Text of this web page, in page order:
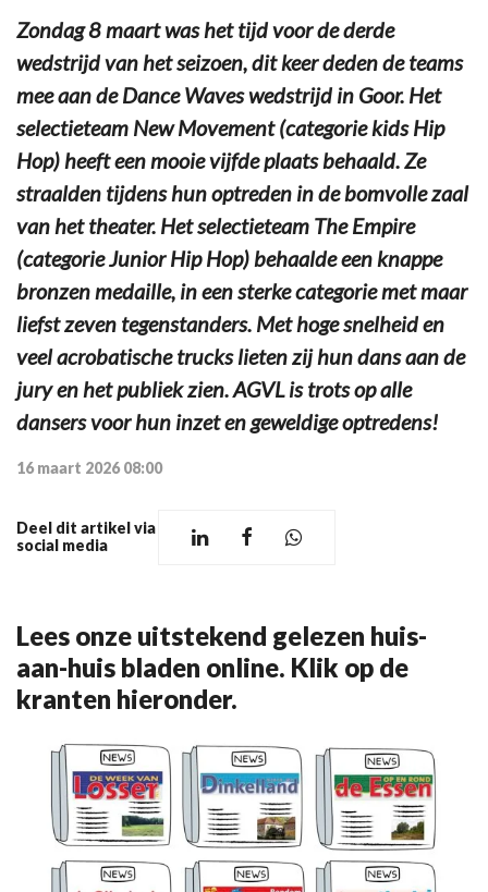
Zondag 8 maart was het tijd voor de derde
wedstrijd van het seizoen, dit keer deden de teams
mee aan de Dance Waves wedstrijd in Goor. Het
selectieteam New Movement (categorie kids Hip
Hop) heeft een mooie vijfde plaats behaald. Ze
straalden tijdens hun optreden in de bomvolle zaal
van het theater. Het selectieteam The Empire
(categorie Junior Hip Hop) behaalde een knappe
bronzen medaille, in een sterke categorie met maar
liefst zeven tegenstanders. Met hoge snelheid en
veel acrobatische trucks lieten zij hun dans aan de
jury en het publiek zien. AGVL is trots op alle
dansers voor hun inzet en geweldige optredens!
16 maart 2026 08:00
Deel dit artikel via
social media
Lees onze uitstekend gelezen huis-
aan-huis bladen online. Klik op de
kranten hieronder.